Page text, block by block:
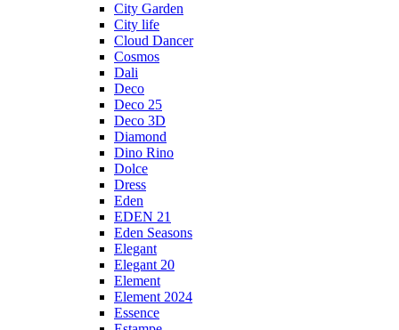
City Garden
City life
Cloud Dancer
Cosmos
Dali
Deco
Deco 25
Deco 3D
Diamond
Dino Rino
Dolce
Dress
Eden
EDEN 21
Eden Seasons
Elegant
Elegant 20
Element
Element 2024
Essence